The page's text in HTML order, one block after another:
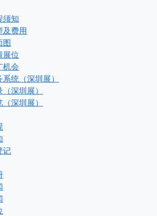
须知
及费用
图
展位
机会
统（深圳展）
深圳展）
深圳展）
记